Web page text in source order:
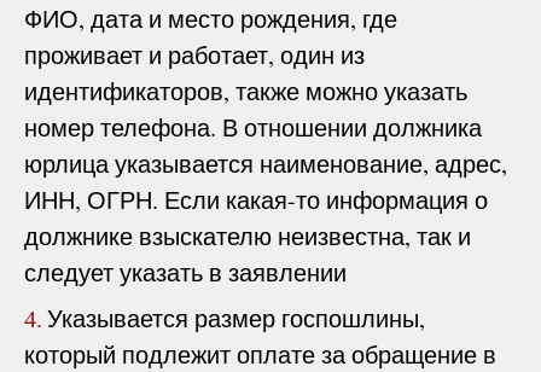
ФИО, дата и место рождения, где
проживает и работает, один из
идентификаторов, также можно указать
номер телефона. В отношении должника
юрлица указывается наименование, адрес,
ИНН, ОГРН. Если какая-то информация о
должнике взыскателю неизвестна, так и
следует указать в заявлении
4. Указывается размер госпошлины,
который подлежит оплате за обращение в